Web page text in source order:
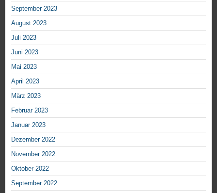
September 2023
August 2023
Juli 2023
Juni 2023
Mai 2023
April 2023
März 2023
Februar 2023
Januar 2023
Dezember 2022
November 2022
Oktober 2022
September 2022